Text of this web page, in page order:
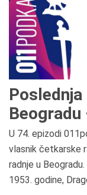
U 74. epizodi
vlasnik četkarske
radnje u
1953. godine,